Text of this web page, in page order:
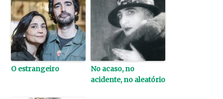
O estrangeiro
No acaso, no
acidente, no aleatório